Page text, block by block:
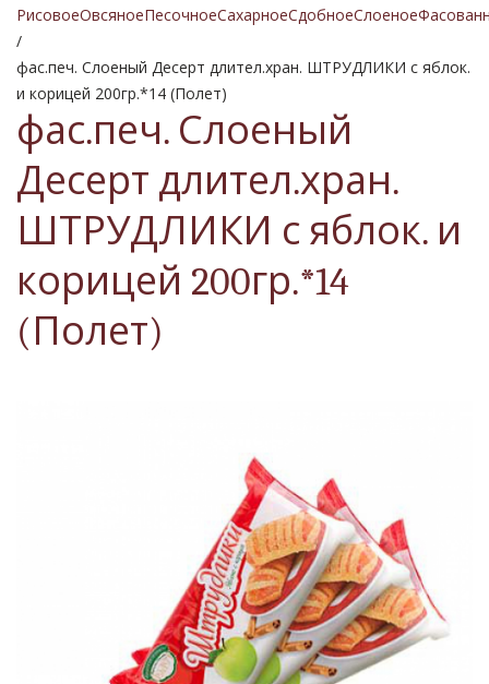
РисовоеОвсяноеПесочноеСахарноеСдобноеСлоеное
/
фас.печ. Слоеный Десерт длител.хран. ШТРУДЛИКИ с яблок.
и корицей 200гр.*14 (Полет)
фас.печ. Слоеный
Десерт длител.хран.
ШТРУДЛИКИ с яблок. и
корицей 200гр.*14
(Полет)